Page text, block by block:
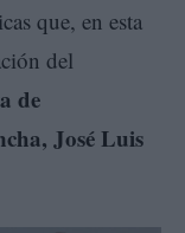
que, en esta
del
de
José Luis